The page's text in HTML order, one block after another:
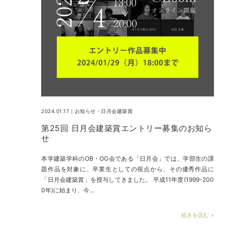
2024.01.17｜ お知らせ ・ 日月会建築賞
第25回 日月会建築賞エントリー募集のお知ら
せ
本学建築学科のOB・OG会である「日月会」では、学部生の課
題作品を対象に、卒業生としての視点から、その優秀作品に
「日月会建築賞」を授与してきました。 平成11年度(1999-200
0年)に始まり、今…
続きを読む >